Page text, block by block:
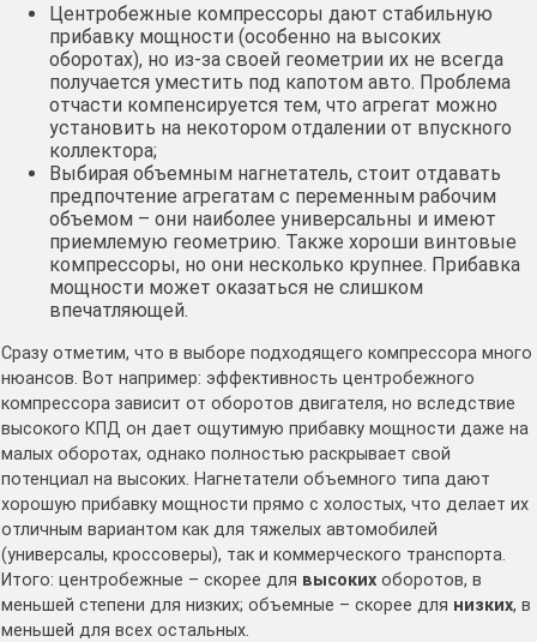
Центробежные компрессоры дают стабильную
прибавку мощности (особенно на высоких
оборотах), но из-за своей геометрии их не всегда
получается уместить под капотом авто. Проблема
отчасти компенсируется тем, что агрегат можно
установить на некотором отдалении от впускного
коллектора;
Выбирая объемным нагнетатель, стоит отдавать
предпочтение агрегатам с переменным рабочим
объемом – они наиболее универсальны и имеют
приемлемую геометрию. Также хороши винтовые
компрессоры, но они несколько крупнее. Прибавка
мощности может оказаться не слишком
впечатляющей.
Сразу отметим, что в выборе подходящего компрессора много
нюансов. Вот например: эффективность центробежного
компрессора зависит от оборотов двигателя, но вследствие
высокого КПД он дает ощутимую прибавку мощности даже на
малых оборотах, однако полностью раскрывает свой
потенциал на высоких. Нагнетатели объемного типа дают
хорошую прибавку мощности прямо с холостых, что делает их
отличным вариантом как для тяжелых автомобилей
(универсалы, кроссоверы), так и коммерческого транспорта.
Итого: центробежные – скорее для высоких оборотов, в
меньшей степени для низких; объемные – скорее для низких, в
меньшей для всех остальных.